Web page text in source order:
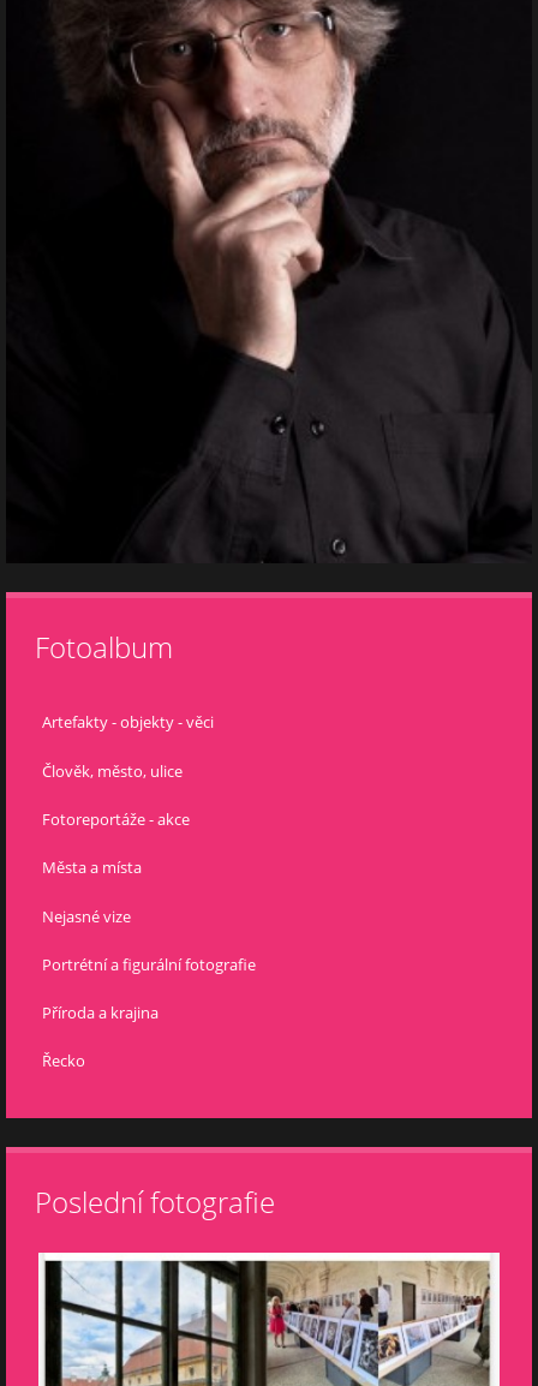
Fotoalbum
Artefakty - objekty - věci
Člověk, město, ulice
Fotoreportáže - akce
Města a místa
Nejasné vize
Portrétní a figurální fotografie
Příroda a krajina
Řecko
Poslední fotografie